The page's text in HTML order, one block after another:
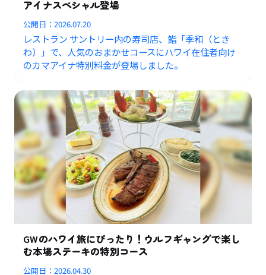
アイナスペシャル登場
公開日：2026.07.20
レストラン サントリー内の寿司店、鮨「季和（とき
わ）」で、人気のおまかせコースにハワイ在住者向け
のカマアイナ特別料金が登場しました。
GWのハワイ旅にぴったり！ウルフギャングで楽し
む本場ステーキの特別コース
公開日：2026.04.30